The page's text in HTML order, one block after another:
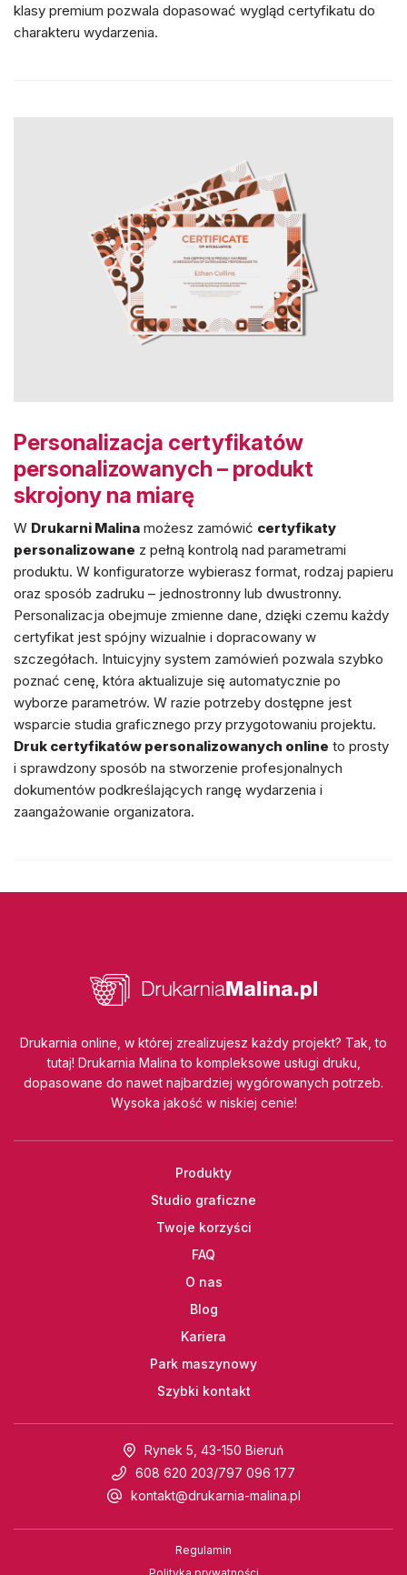
klasy premium pozwala dopasować wygląd certyfikatu do
charakteru wydarzenia.
Personalizacja certyfikatów
personalizowanych – produkt
skrojony na miarę
W Drukarni Malina możesz zamówić certyfikaty
personalizowane z pełną kontrolą nad parametrami
produktu. W konfiguratorze wybierasz format, rodzaj papieru
oraz sposób zadruku – jednostronny lub dwustronny.
Personalizacja obejmuje zmienne dane, dzięki czemu każdy
certyfikat jest spójny wizualnie i dopracowany w
szczegółach. Intuicyjny system zamówień pozwala szybko
poznać cenę, która aktualizuje się automatycznie po
wyborze parametrów. W razie potrzeby dostępne jest
wsparcie studia graficznego przy przygotowaniu projektu.
Druk certyfikatów personalizowanych online to prosty
i sprawdzony sposób na stworzenie profesjonalnych
dokumentów podkreślających rangę wydarzenia i
zaangażowanie organizatora.
Drukarnia online, w której zrealizujesz każdy projekt? Tak, to
tutaj! Drukarnia Malina to kompleksowe usługi druku,
dopasowane do nawet najbardziej wygórowanych potrzeb.
Wysoka jakość w niskiej cenie!
Produkty
Studio graficzne
Twoje korzyści
FAQ
O nas
Blog
Kariera
Park maszynowy
Szybki kontakt
Rynek 5, 43-150 Bieruń
608 620 203/797 096 177
kontakt@drukarnia-malina.pl
Regulamin